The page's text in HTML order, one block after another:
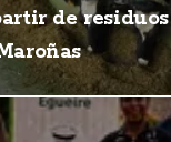
de